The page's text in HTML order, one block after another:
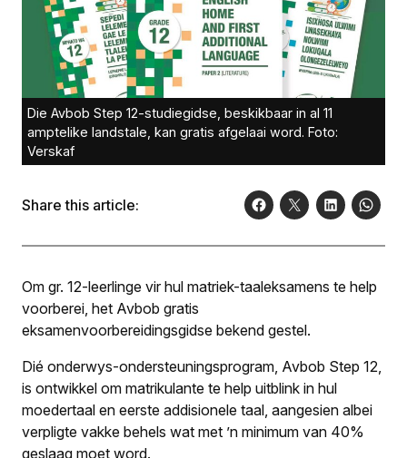
Die Avbob Step 12-studiegidse, beskikbaar in al 11
amptelike landstale, kan gratis afgelaai word. Foto:
Verskaf
Share this article:
Om gr. 12-leerlinge vir hul matriek-taaleksamens te help
voorberei, het Avbob gratis
eksamenvoorbereidingsgidse bekend gestel.
Dié onderwys-ondersteuningsprogram, Avbob Step 12,
is ontwikkel om matrikulante te help uitblink in hul
moedertaal en eerste addisionele taal, aangesien albei
verpligte vakke behels wat met ’n minimum van 40%
geslaag moet word.